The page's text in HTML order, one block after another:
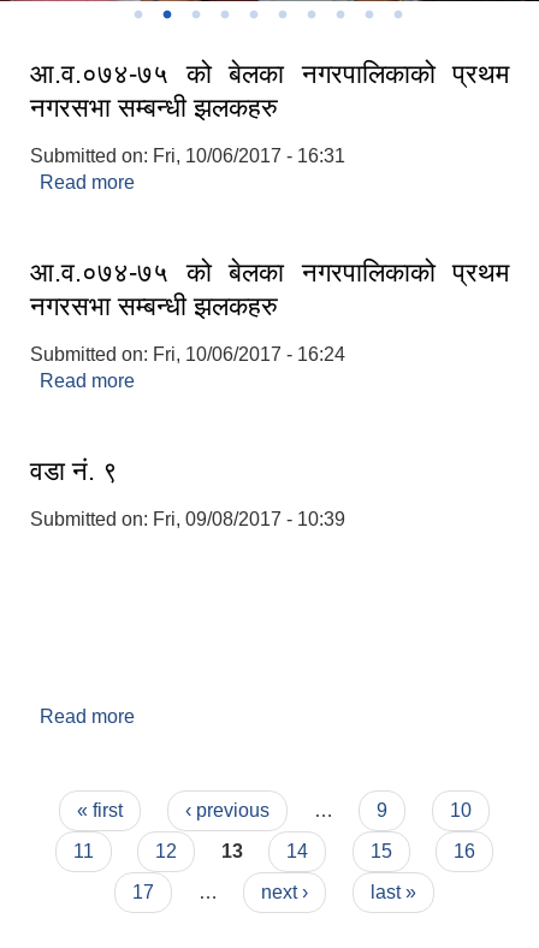
आ.व.०७४-७५ को बेलका नगरपालिकाको प्रथम
नगरसभा सम्बन्धी झलकहरु
Submitted on: Fri, 10/06/2017 - 16:31
Read more
आ.व.०७४-७५ को बेलका नगरपालिकाको प्रथम
नगरसभा सम्बन्धी झलकहरु
Submitted on: Fri, 10/06/2017 - 16:24
Read more
वडा नं. ९
Submitted on: Fri, 09/08/2017 - 10:39
Read more
Pages
« first ‹ previous … 9
10
11
12 13 14 15
16
17
… next › last »